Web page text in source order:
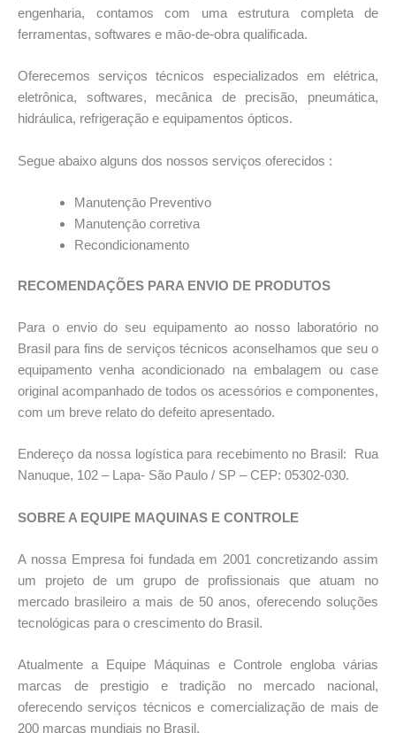
engenharia, contamos com uma estrutura completa de
ferramentas, softwares e māo-de-obra qualificada.
Oferecemos serviços técnicos especializados em elétrica,
eletrônica, softwares, mecânica de precisão, pneumática,
hidráulica, refrigeração e equipamentos ópticos.
Segue abaixo alguns dos nossos serviços oferecidos :
Manutençāo Preventivo
Manutençāo corretiva
Recondicionamento
RECOMENDAÇÕES PARA ENVIO DE PRODUTOS
Para o envio do seu equipamento ao nosso laboratório no
Brasil para fins de serviços técnicos aconselhamos que seu o
equipamento venha acondicionado na embalagem ou case
original acompanhado de todos os acessórios e componentes,
com um breve relato do defeito apresentado.
Endereço da nossa logística para recebimento no Brasil: Rua
Nanuque, 102 – Lapa- São Paulo / SP – CEP: 05302-030.
SOBRE A EQUIPE MAQUINAS E CONTROLE
A nossa Empresa foi fundada em 2001 concretizando assim
um projeto de um grupo de profissionais que atuam no
mercado brasileiro a mais de 50 anos, oferecendo soluções
tecnológicas para o crescimento do Brasil.
Atualmente a Equipe Máquinas e Controle engloba várias
marcas de prestigio e tradição no mercado nacional,
oferecendo serviços técnicos e comercialização de mais de
200 marcas mundiais no Brasil.